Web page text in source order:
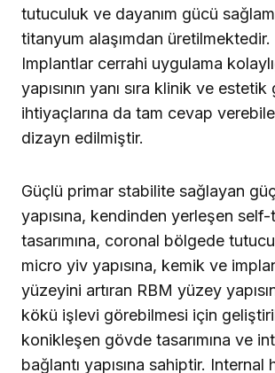
tu­tuculuk ve dayanım gücü
titanyum alaşımdan
Implantlar cerrahi uygulama
yapısının yanı sıra klinik ve
ihtiyaçlarına da tam cevap
dizayn edilmiştir.
Güçlü primar stabilite sağlayan
yapısına, kendinden yer­leşen
tasarımına, coronal bölgede
micro yiv yapısına, kemik ve
yüzeyini artıran RBM yüzey
kökü işlevi görebilmesi için
konikleşen gövde tasarımına ve
bağlantı yapısına sahiptir. Internal